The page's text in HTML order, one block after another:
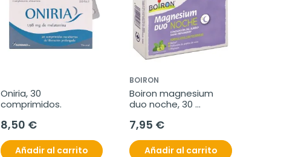
Oniria, 30
comprimidos.
8,50 €
Añadir al carrito
BOIRON
Boiron magnesium
duo noche, 30
7,95 €
Añadir al carrito